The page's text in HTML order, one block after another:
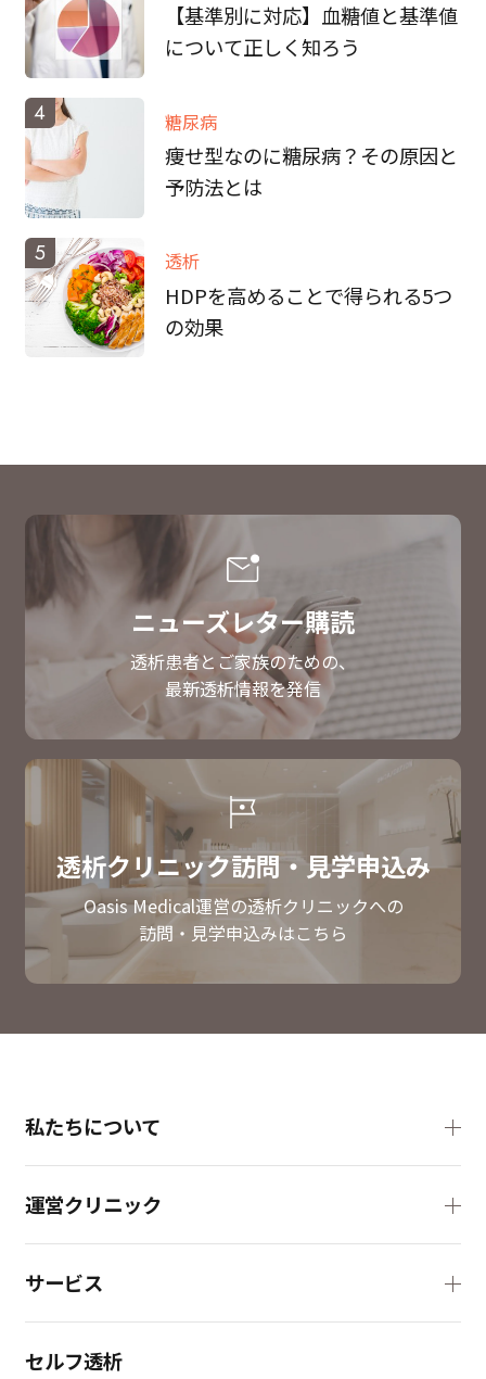
【基準別に対応】血糖値と基準値
について正しく知ろう
4 糖尿病
痩せ型なのに糖尿病？その原因と
予防法とは
5 透析
HDPを高めることで得られる5つ
の効果
ニューズレター購読
透析患者とご家族のための、
最新透析情報を発信
透析クリニック訪問・見学申込み
Oasis Medical運営の透析クリニックへの
訪問・見学申込みはこちら
私たちについて
運営クリニック
サービス
セルフ透析